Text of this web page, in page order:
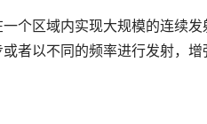
个区域内实现大规模的连续
者以不同的频率进行发射，增